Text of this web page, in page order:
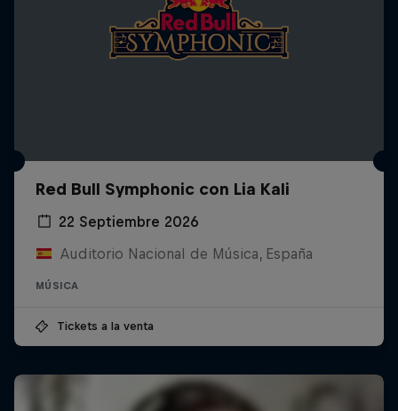
Red Bull Symphonic con Lia Kali
22 Septiembre 2026
Auditorio Nacional de Música, España
MÚSICA
Tickets a la venta